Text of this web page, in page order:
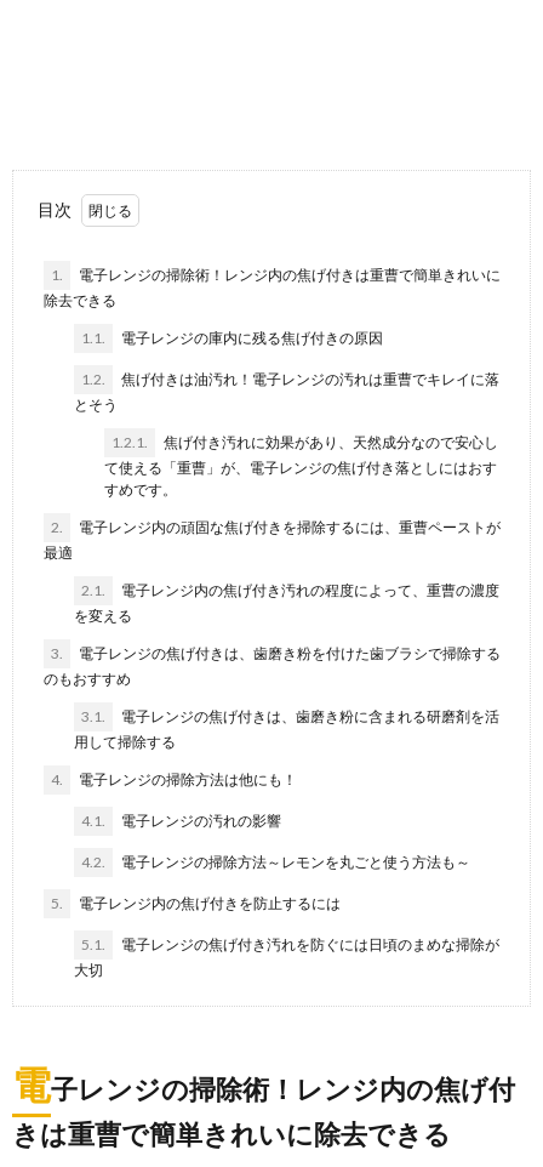
た外壁掃除のコツ
になるため早めの対処を
ル。 下水詰まりを解消するには、詰まりの原因を特定
酸性とアルカリ性を混ぜる効果とは？掃除
がありますが、この２つの成分を混ぜるとどうなるの
目次
1.
電子レンジの掃除術！レンジ内の焦げ付きは重曹で簡単きれいに
除去できる
1.1. 電子レンジの庫内に残る焦げ付きの原因
1.2.
焦げ付きは油汚れ！電子レンジの汚れは重曹でキレイに落
とそう
1.2.1.
焦げ付き汚れに効果があり、天然成分なので安心し
て使える「重曹」が、電子レンジの焦げ付き落としにはおす
すめです。
2.
電子レンジ内の頑固な焦げ付きを掃除するには、重曹ペーストが
最適
2.1.
電子レンジ内の焦げ付き汚れの程度によって、重曹の濃度
を変える
3.
電子レンジの焦げ付きは、歯磨き粉を付けた歯ブラシで掃除する
のもおすすめ
3.1.
電子レンジの焦げ付きは、歯磨き粉に含まれる研磨剤を活
用して掃除する
4. 電子レンジの掃除方法は他にも！
4.1. 電子レンジの汚れの影響
4.2. 電子レンジの掃除方法～レモンを丸ごと使う方法も～
5. 電子レンジ内の焦げ付きを防止するには
5.1.
電子レンジの焦げ付き汚れを防ぐには日頃のまめな掃除が
大切
電子レンジの掃除術！レンジ内の焦げ付
きは重曹で簡単きれいに除去できる